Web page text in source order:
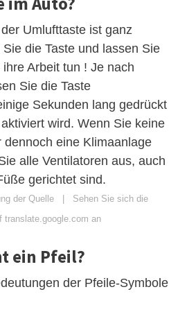
Umlufttaste ist ganz
die Taste und lassen Sie
Arbeit tun ! Je nach
Sie die Taste
Sekunden lang gedrückt
wird. Wenn Sie keine
dennoch eine Klimaanlage
alle Ventilatoren aus, auch
gerichtet sind.
der Quelle | Sehen Sie sich die
translate.google.com an
ein Pfeil?
der Pfeile-Symbole